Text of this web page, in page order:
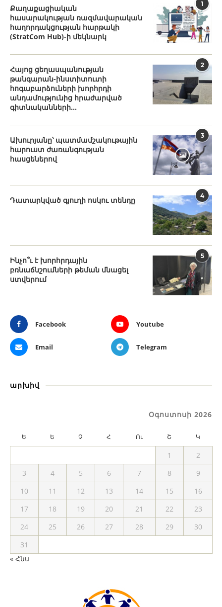
1
Քաղաքացիական
հասարակության ռազմավարական
հաղորդակցության հարթակի
(StratCom Hub)-ի մեկնարկ
2
Հայոց ցեղասպանության
թանգարան-ինստիտուտի
հոգաբարձուների խորհրդի
անդամությունից հրաժարված
գիտնականների...
3
Ախուրյանը՝ պատմամշակութային
հարուստ ժառանգության
հասցեներով
4
Դատարկված գյուղի ոսկու տենդը
5
Ինչո՞ւ է խորհրդային
բռնաճնշումների թեման մնացել
ստվերում
Facebook Youtube
Email Telegram
արխիվ
Օգոստոսի 2026
Ե Ե Չ Հ Ու Շ Կ
1
2
3
4 5 6 7 8
9
10
11 12 13 14 15
16
17
18 19 20 21 22
23
24
25 26 27 28 29
30
31
« Հնս